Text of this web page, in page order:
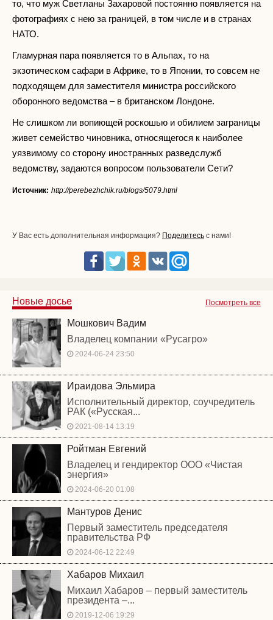
то, что муж Светланы Захаровой постоянно появляется на
фотографиях с нею за границей, в том числе и в странах
НАТО.
Гламурная пара появляется то в Альпах, то на
экзотическом сафари в Африке, то в Японии, то совсем не
подходящем для заместителя министра российского
оборонного ведомства – в британском Лондоне.
Не слишком ли вопиющей роскошью и обилием заграницы
живет семейство чиновника, относящегося к наиболее
уязвимому со сторону иностранных разведслужб
ведомству, задаются вопросом пользователи Сети?
Источник: http://perebezhchik.ru/blogs/5079.html
У Вас есть дополнительная информация? Поделитесь с нами!
Посмотреть все
Новые досье
Мошкович Вадим
Владелец компании «Русагро»
2024-06-24 23:50
Ираидова Эльмира
Исполнительный директор, соучредитель
РАК («Русская...
2021-08-14 13:19
Ройтман Евгений
Владелец и гендиректор ООО «Чистая
энергия»
2024-06-20 01:08
Мантуров Денис
Первый заместитель председателя
правительства РФ
2024-06-12 22:49
Хабаров Михаил
Михаил Хабаров – первый заместитель
президента –...
2019-12-06 19:29